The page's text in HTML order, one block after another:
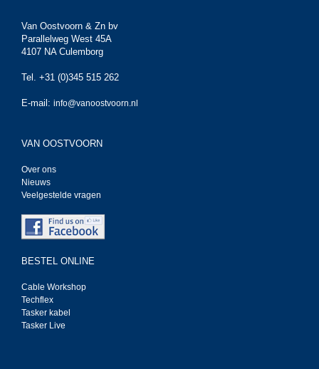
Van Oostvoorn & Zn bv
Parallelweg West 45A
4107 NA Culemborg
Tel. +31 (0)345 515 262
E-mail: info@vanoostvoorn.nl
VAN OOSTVOORN
Over ons
Nieuws
Veelgestelde vragen
BESTEL ONLINE
Cable Workshop
Techflex
Tasker kabel
Tasker Live